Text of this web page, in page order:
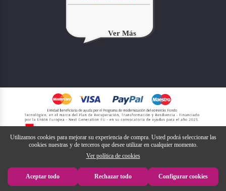
Ver Más
Utilizamos cookies para mejorar su experiencia de compra. Usted podrá seleccionar las
cookies nuestras y de terceros que desee utilizar en cualquier momento.
Ver política de cookies
Aceptar todo Rechazar todo Configurar cookies